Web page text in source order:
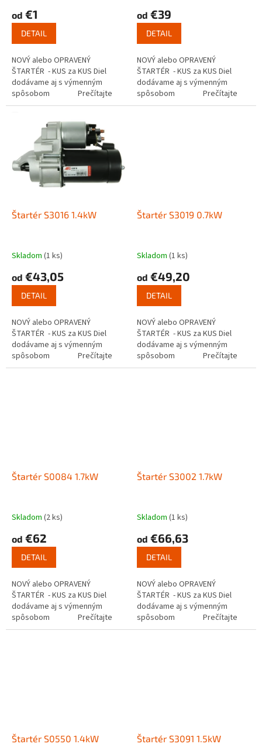
od €1
DETAIL
NOVÝ alebo OPRAVENÝ
ŠTARTÉR - KUS za KUS Diel
dodávame aj s výmenným
spôsobom Prečítajte
si ako funguje...
od €39
DETAIL
NOVÝ alebo OPRAVENÝ
ŠTARTÉR - KUS za KUS Diel
dodávame aj s výmenným
spôsobom Prečítajte
si ako funguje...
Štartér S3016 1.4kW
Skladom (1 ks)
od €43,05
DETAIL
NOVÝ alebo OPRAVENÝ
ŠTARTÉR - KUS za KUS Diel
dodávame aj s výmenným
spôsobom Prečítajte
si ako funguje...
Štartér S3019 0.7kW
Skladom (1 ks)
od €49,20
DETAIL
NOVÝ alebo OPRAVENÝ
ŠTARTÉR - KUS za KUS Diel
dodávame aj s výmenným
spôsobom Prečítajte
si ako funguje...
Štartér S0084 1.7kW
Skladom (2 ks)
od €62
DETAIL
NOVÝ alebo OPRAVENÝ
ŠTARTÉR - KUS za KUS Diel
dodávame aj s výmenným
spôsobom Prečítajte
si ako funguje...
Štartér S3002 1.7kW
Skladom (1 ks)
od €66,63
DETAIL
NOVÝ alebo OPRAVENÝ
ŠTARTÉR - KUS za KUS Diel
dodávame aj s výmenným
spôsobom Prečítajte
si ako funguje...
Štartér S0550 1.4kW Štartér S3091 1.5kW